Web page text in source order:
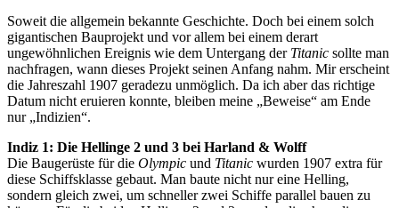
Soweit die allgemein bekannte Geschichte. Doch bei einem solch
gigantischen Bauprojekt und vor allem bei einem derart
ungewöhnlichen Ereignis wie dem Untergang der Titanic sollte man
nachfragen, wann dieses Projekt seinen Anfang nahm. Mir erscheint
die Jahreszahl 1907 geradezu unmöglich. Da ich aber das richtige
Datum nicht eruieren konnte, bleiben meine „Beweise“ am Ende
nur „Indizien“.
Indiz 1: Die Hellinge 2 und 3 bei Harland & Wolff
Die Baugerüste für die Olympic und Titanic wurden 1907 extra für
diese Schiffsklasse gebaut. Man baute nicht nur eine Helling,
sondern gleich zwei, um schneller zwei Schiffe parallel bauen zu